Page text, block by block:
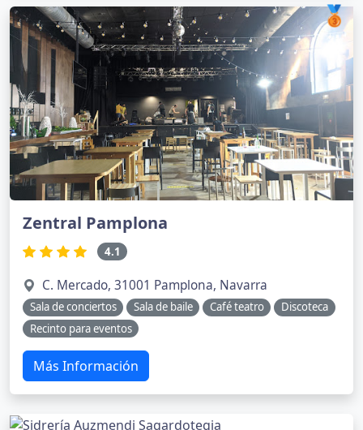
🥉
Zentral Pamplona
4.1
C. Mercado, 31001 Pamplona, Navarra
Sala de conciertos Sala de baile Café teatro
Discoteca
Recinto para eventos
Más Información